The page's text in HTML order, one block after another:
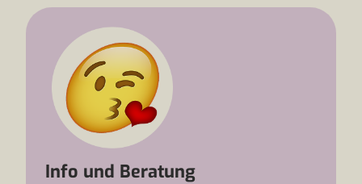
Info und Beratung